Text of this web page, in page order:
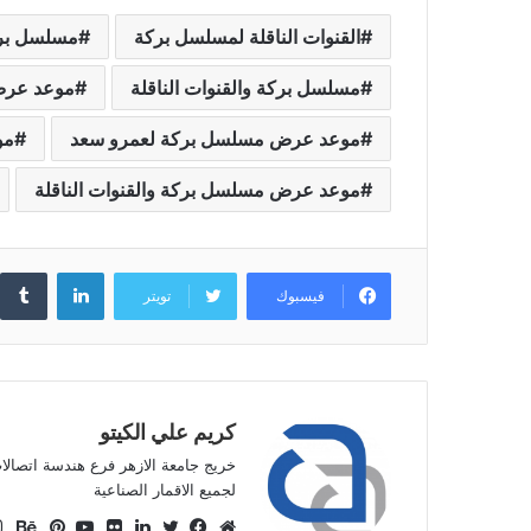
القنوات الناقلة لمسلسل بركة مسلسل
مسلسل بركة والقنوات الناقلة موعد
موعد عرض مسلسل بركة لعمرو سعد
موعد عرض مسلسل بركة والقنوات الناقلة
فيسبوك تويتر
لينكدإن
كريم علي الكيتو
خريج جامعة الازهر فرع هندسة
لجميع الاقمار الصناعية